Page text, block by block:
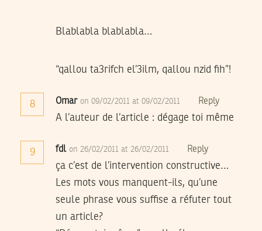
Blablabla blablabla…
“qallou ta3rifch el’3ilm, qallou nzid fih”!
8 Omar on 09/02/2011 at 09/02/2011 Reply
A l’auteur de l’article : dégage toi même
9 fdl on 26/02/2011 at 26/02/2011 Reply
ça c’est de l’intervention constructive…
Les mots vous manquent-ils, qu’une
seule phrase vous suffise a réfuter tout
un article?